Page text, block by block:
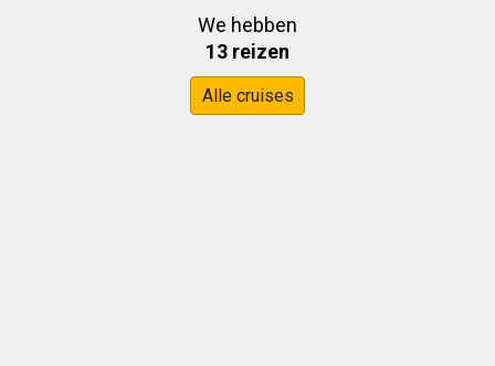
We hebben
13 reizen
Alle cruises